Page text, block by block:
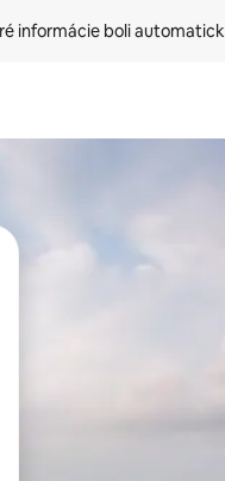
informácie boli